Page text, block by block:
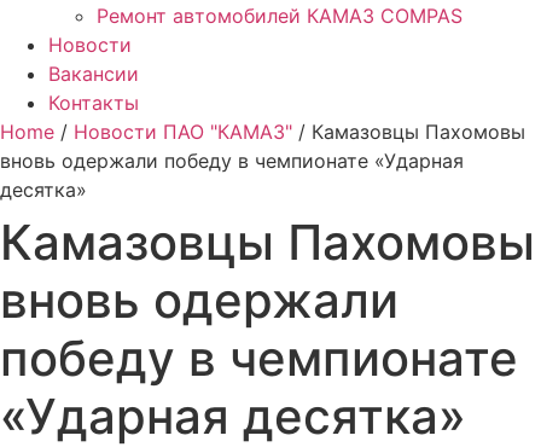
Ремонт автомобилей КАМАЗ COMPAS
Новости
Вакансии
Контакты
Home / Новости ПАО "КАМАЗ" / Камазовцы Пахомовы
вновь одержали победу в чемпионате «Ударная
десятка»
Камазовцы Пахомовы
вновь одержали
победу в чемпионате
«Ударная десятка»